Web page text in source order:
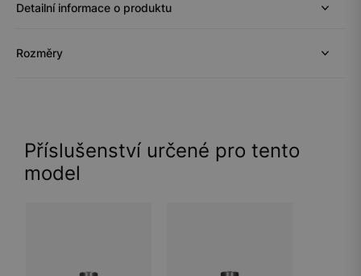
Detailní informace o produktu
Rozměry
Příslušenství určené pro tento
model